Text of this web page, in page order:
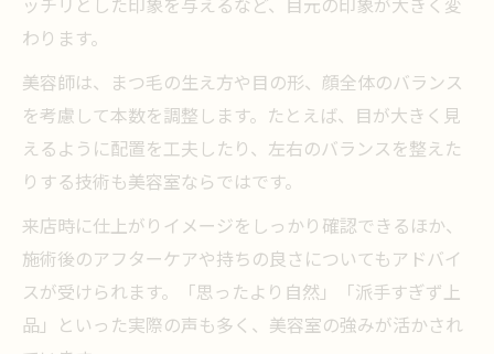
わります。
美容師は、まつ毛の生え方や目の形、顔全体のバランス
を考慮して本数を調整します。たとえば、目が大きく見
えるように配置を工夫したり、左右のバランスを整えた
りする技術も美容室ならではです。
来店時に仕上がりイメージをしっかり確認できるほか、
施術後のアフターケアや持ちの良さについてもアドバイ
スが受けられます。「思ったより自然」「派手すぎず上
品」といった実際の声も多く、美容室の強みが活かされ